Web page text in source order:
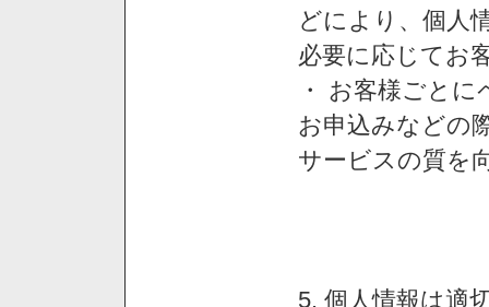
どにより、個人
必要に応じてお
・ お客様ごと
お申込みなどの
サービスの質を
5. 個人情報は適